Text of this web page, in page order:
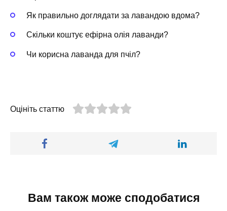
Як правильно доглядати за лавандою вдома?
Скільки коштує ефірна олія лаванди?
Чи корисна лаванда для пчіл?
Оцініть статтю
Вам також може сподобатися